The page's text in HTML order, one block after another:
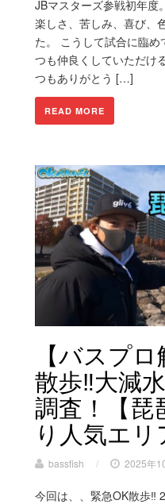
JBマスターズ参戦初年度
楽しさ、苦しみ、喜び、
た。 こうして試合に臨
つも仲良くしていただけ
つもありがとう […]
READ MORE
【バスプ
散歩‼︎大減
調査！【琵
り人気エリ
bassfish / 2025年
今回は、、緊急OK散歩‼︎